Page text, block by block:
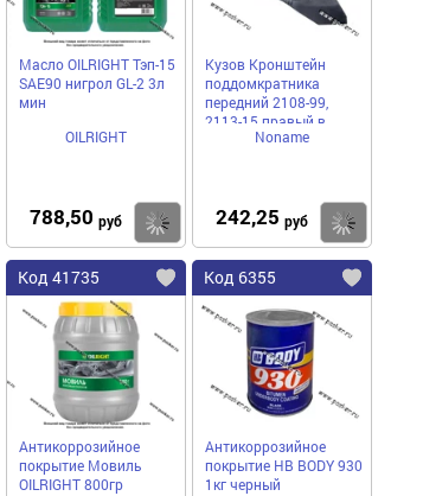
Масло OILRIGHT Тэп-15
SAE90 нигрол GL-2 3л
мин
OILRIGHT
788,50 руб Купить
Кузов Кронштейн
поддомкратника
передний 2108-99,
2113-15 правый в
Noname
242,25 руб
Код 41735
Антикоррозийное
покрытие Мовиль
ОILRIGHT 800гр
Код 6355
Антикоррозийное
покрытие HB BODY 930
1кг черный